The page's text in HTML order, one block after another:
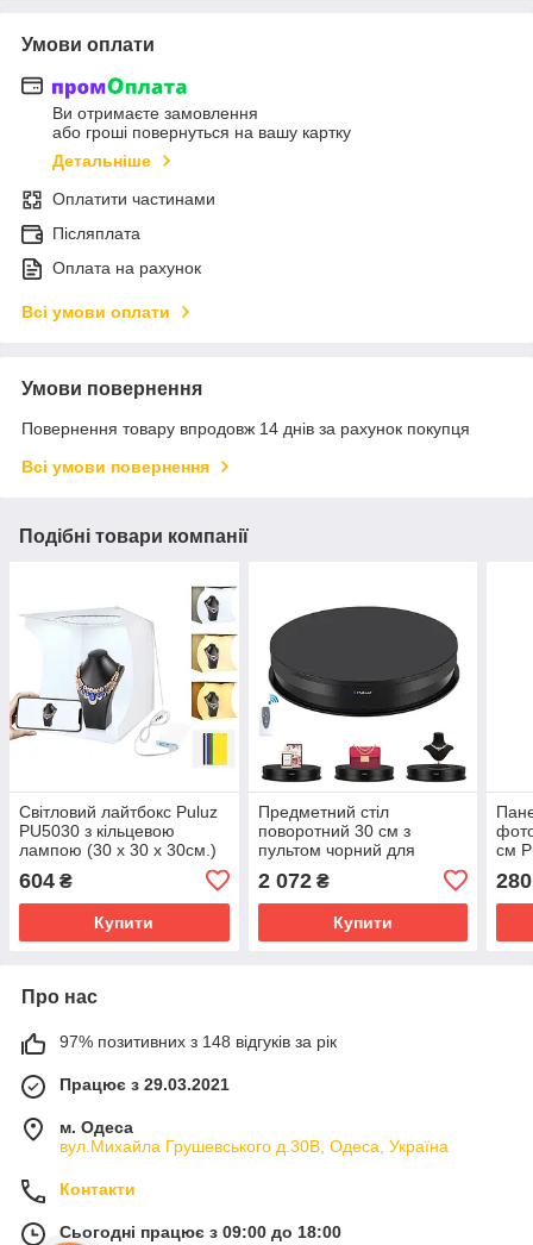
Умови оплати
Ви отримаєте замовлення
або гроші повернуться на вашу картку
Детальніше
Оплатити частинами
Післяплата
Оплата на рахунок
Всі умови оплати
Умови повернення
Повернення товару впродовж 14 днів за рахунок покупця
Всі умови повернення
Подібні товари компанії
Світловий лайтбокс Puluz
PU5030 з кільцевою
лампою (30 х 30 х 30см.)
604 ₴
Купити
Предметний стіл
поворотний 30 см з
пультом чорний для
PU3131B
2 072₴
Купити
см
280
Про нас
97% позитивних з 148 відгуків за рік
Працює з 29.03.2021
м. Одеса
вул.Михайла Грушевського д.30В, Одеса, Україна
Контакти
Сьогодні працює з 09:00 до 18:00